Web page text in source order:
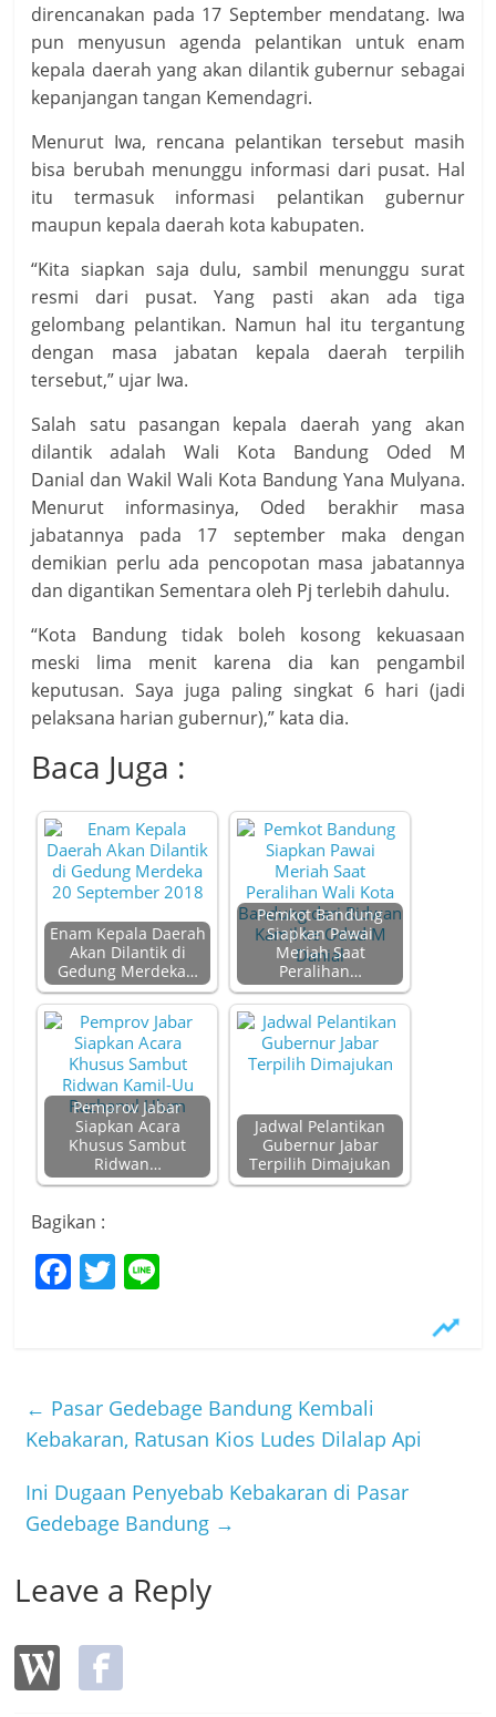
direncanakan pada 17 September mendatang. Iwa
pun menyusun agenda pelantikan untuk enam
kepala daerah yang akan dilantik gubernur sebagai
kepanjangan tangan Kemendagri.
Menurut Iwa, rencana pelantikan tersebut masih
bisa berubah menunggu informasi dari pusat. Hal
itu termasuk informasi pelantikan gubernur
maupun kepala daerah kota kabupaten.
“Kita siapkan saja dulu, sambil menunggu surat
resmi dari pusat. Yang pasti akan ada tiga
gelombang pelantikan. Namun hal itu tergantung
dengan masa jabatan kepala daerah terpilih
tersebut,” ujar Iwa.
Salah satu pasangan kepala daerah yang akan
dilantik adalah Wali Kota Bandung Oded M
Danial dan Wakil Wali Kota Bandung Yana Mulyana.
Menurut informasinya, Oded berakhir masa
jabatannya pada 17 september maka dengan
demikian perlu ada pencopotan masa jabatannya
dan digantikan Sementara oleh Pj terlebih dahulu.
“Kota Bandung tidak boleh kosong kekuasaan
meski lima menit karena dia kan pengambil
keputusan. Saya juga paling singkat 6 hari (jadi
pelaksana harian gubernur),” kata dia.
Baca Juga :
Enam Kepala Daerah
Akan Dilantik di
Gedung Merdeka…
Pemkot Bandung
Siapkan Pawai
Meriah Saat
Peralihan…
Pemprov Jabar
Siapkan Acara
Khusus Sambut
Ridwan…
Jadwal Pelantikan
Gubernur Jabar
Terpilih Dimajukan
Bagikan :
F
b
o
o
k
T
← Pasar Gedebage Bandung Kembali
Kebakaran, Ratusan Kios Ludes Dilalap Api
Ini Dugaan Penyebab Kebakaran di Pasar
Gedebage Bandung →
Leave a Reply